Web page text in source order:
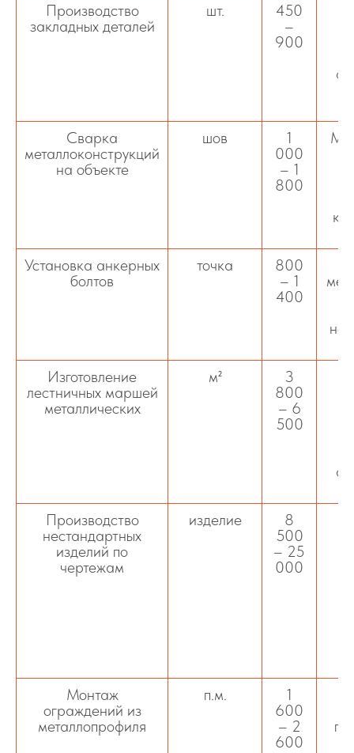
Производство
закладных деталей
шт.
450
–
900
Сварка
металлоконструкций
на объекте
шов
1
000
– 1
800
Установка анкерных
болтов
точка
800
– 1
400
Изготовление
лестничных маршей
металлических
м²
3
800
– 6
500
Производство
нестандартных
изделий по
чертежам
изделие
8
500
– 25
000
Монтаж
ограждений из
металлопрофиля
п.м.
1
600
– 2
600